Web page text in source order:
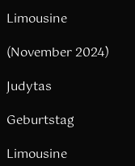
Limousine
(November 2024)
Judytas
Geburtstag
Limousine